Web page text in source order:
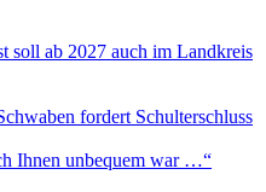
soll ab 2027 auch im Land­kreis
fordert Schulterschluss
Ihnen unbequem war …“